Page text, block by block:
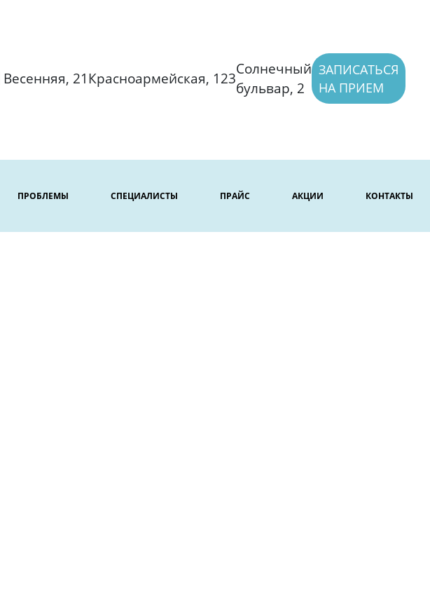
Весенняя, 21Красноармейская, 123
Солнечный
бульвар, 2
ЗАПИСАТЬСЯ
НА ПРИЕМ
ПРОБЛЕМЫ СПЕЦИАЛИСТЫ ПРАЙС АКЦИИ КОНТАКТЫ